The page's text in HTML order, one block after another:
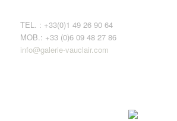
TEL. : +33(0)1 49 26 90 64
MOB.: +33 (0)6 09 48 27 86
info@galerie-vauclair.com